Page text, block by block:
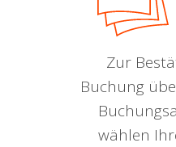
Zur
Buchung
wählen